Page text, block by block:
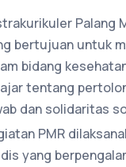
Palang
bertujuan untuk
bidang
tentang
dan solidaritas
PMR
yang